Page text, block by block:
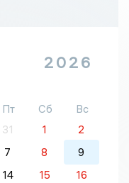
2026
Пт Сб
Вс
31 1
2
7 8
9
14 15
16